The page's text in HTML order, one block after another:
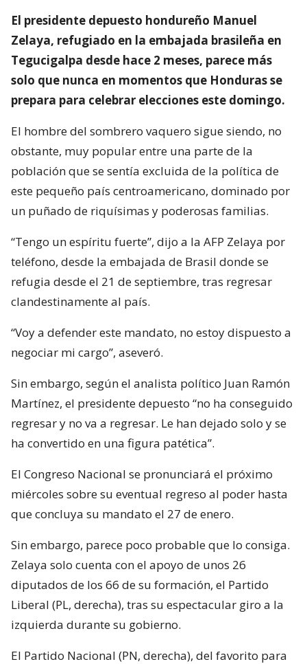
El presidente depuesto hondureño Manuel
Zelaya, refugiado en la embajada brasileña en
Tegucigalpa desde hace 2 meses, parece más
solo que nunca en momentos que Honduras se
prepara para celebrar elecciones este domingo.
El hombre del sombrero vaquero sigue siendo, no
obstante, muy popular entre una parte de la
población que se sentía excluida de la política de
este pequeño país centroamericano, dominado por
un puñado de riquísimas y poderosas familias.
“Tengo un espíritu fuerte”, dijo a la AFP Zelaya por
teléfono, desde la embajada de Brasil donde se
refugia desde el 21 de septiembre, tras regresar
clandestinamente al país.
“Voy a defender este mandato, no estoy dispuesto a
negociar mi cargo”, aseveró.
Sin embargo, según el analista político Juan Ramón
Martínez, el presidente depuesto “no ha conseguido
regresar y no va a regresar. Le han dejado solo y se
ha convertido en una figura patética”.
El Congreso Nacional se pronunciará el próximo
miércoles sobre su eventual regreso al poder hasta
que concluya su mandato el 27 de enero.
Sin embargo, parece poco probable que lo consiga.
Zelaya solo cuenta con el apoyo de unos 26
diputados de los 66 de su formación, el Partido
Liberal (PL, derecha), tras su espectacular giro a la
izquierda durante su gobierno.
El Partido Nacional (PN, derecha), del favorito para